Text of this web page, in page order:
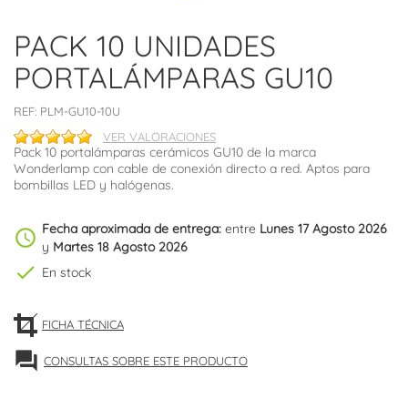
PACK 10 UNIDADES
PORTALÁMPARAS GU10
REF: PLM-GU10-10U
VER VALORACIONES
Pack 10 portalámparas cerámicos GU10 de la marca
Wonderlamp con cable de conexión directo a red. Aptos para
bombillas LED y halógenas.
schedule Fecha aproximada de entrega: entre Lunes 17 Agosto 2026
y Martes 18 Agosto 2026
check En stock
FICHA TÉCNICA
forum CONSULTAS SOBRE ESTE PRODUCTO